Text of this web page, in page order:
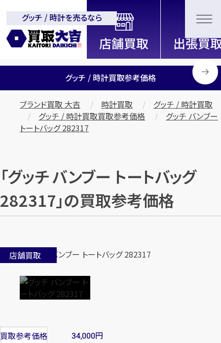
全国2000店舗以上展開中！
信頼と実績の買取専門店「買取大
吉」
グッチ / 時計を売るなら
グッチ / 時計買取参考価格
ブランド買取 大吉 時計買取
グッチ / 時計買取
グッチ / 時計買取買取参考価格
グッチ バンブー
トートバッグ 282317
「グッチ バンブー トートバッグ
282317」の買取参考価格
店舗買取
買取参考価格 34,000円